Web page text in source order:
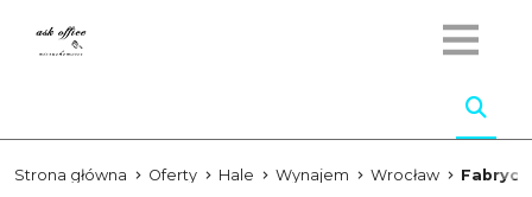
Strona główna Oferty Hale Wynajem Wrocław